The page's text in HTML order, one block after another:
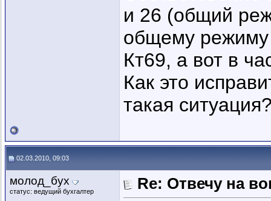
и 26 (общий
общему режиму
Кт69, а вот в
Как это
такая
02.03.2010, 09:03
молод_бух
статус: ведущий бухгалтер Re: Отвечу на